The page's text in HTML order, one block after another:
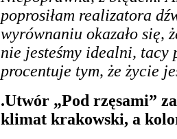
poprosiłam realizatora
wyrównaniu okazało się,
nie jesteśmy idealni,
procentuje tym, że życie
.Utwór „Pod rzęsami”
klimat krakowski, a